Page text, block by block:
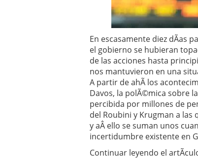
En escasamente diez dÃ­as
el gobierno se hubieran
de las acciones hasta
nos mantuvieron en una
A partir de ahÃ­ los
Davos, la polÃ©mica sobre
percibida por millones de
del Roubini y Krugman a las
y aÂ ello se suman unos
incertidumbre existente en
Continuar leyendo el